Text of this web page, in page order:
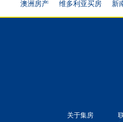
澳洲房产 维多利亚买房 新
关于集房